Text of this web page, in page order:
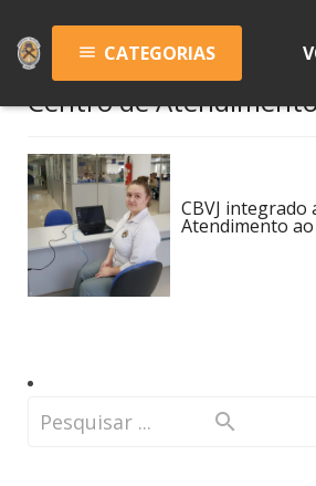
menu CATEGORIAS
Centro de
CBVJ integrado
Atendimento ao